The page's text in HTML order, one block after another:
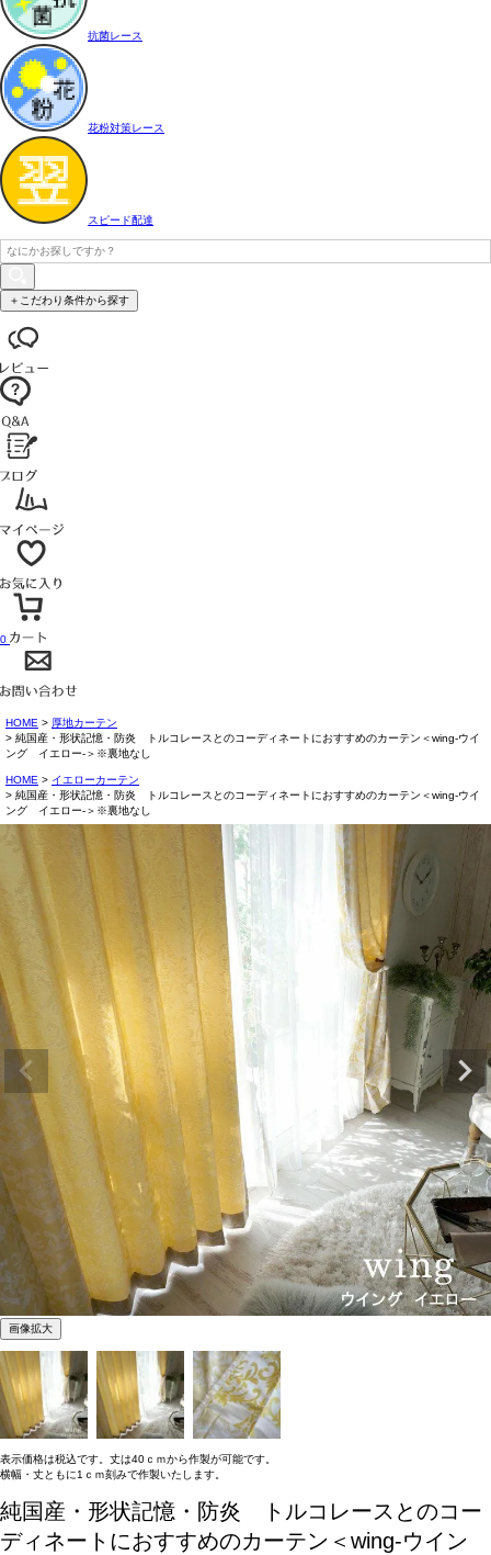
抗菌レース
花粉対策レース
スピード配達
＋こだわり条件から探す
0
HOME
厚地カーテン
純国産・形状記憶・防炎 トルコレースとのコーディネートにおすすめのカーテン＜wing-ウイ
ング イエロー-＞※裏地なし
HOME
イエローカーテン
純国産・形状記憶・防炎 トルコレースとのコーディネートにおすすめのカーテン＜wing-ウイ
ング イエロー-＞※裏地なし
画像拡大
表示価格は税込です。丈は40ｃｍから作製が可能です。
横幅・丈ともに1ｃｍ刻みで作製いたします。
純国産・形状記憶・防炎 トルコレースとのコー
ディネートにおすすめのカーテン＜wing-ウイン